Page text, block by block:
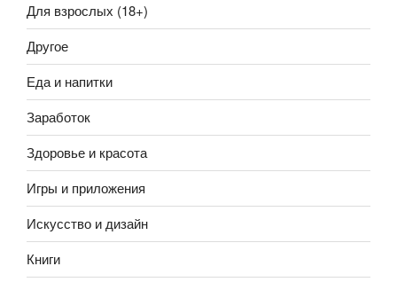
Для взрослых (18+)
Другое
Еда и напитки
Заработок
Здоровье и красота
Игры и приложения
Искусство и дизайн
Книги